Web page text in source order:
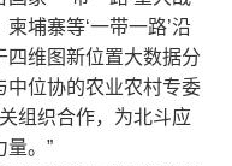
埔寨等‘一带一路’沿
四维图新位置大数据分
中位协的农业农村专委
组织合作，为北斗应
量。”